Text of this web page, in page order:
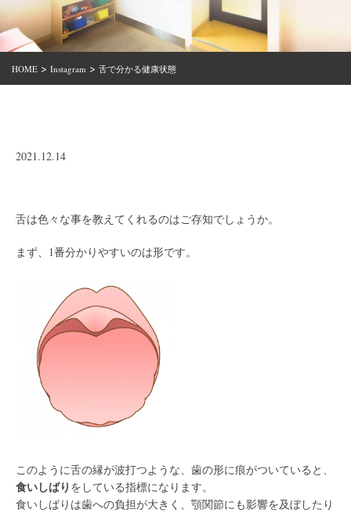
HOME > Instagram > 舌で分かる健康状態
2021.12.14
舌は色々な事を教えてくれるのはご存知でしょうか。
まず、1番分かりやすいのは形です。
このように舌の縁が波打つような、歯の形に痕がついていると、
食いしばり をしている指標になります。
食いしばりは歯への負担が大きく、顎関節にも影響を及ぼしたり